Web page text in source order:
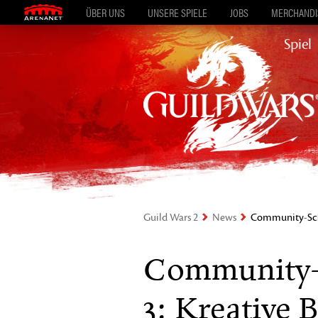
ÜBER UNS UNSERE SPIELE JOBS
Spiel
Guild Wars 2 News Community-
3: Kreative